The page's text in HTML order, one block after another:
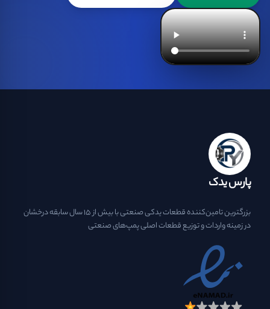
پارس یدک
بزرگترین تامین‌کننده قطعات یدکی صنعتی با بیش از ۱۵ سال سابقه درخشان
در زمینه واردات و توزیع قطعات اصلی پمپ‌های صنعتی